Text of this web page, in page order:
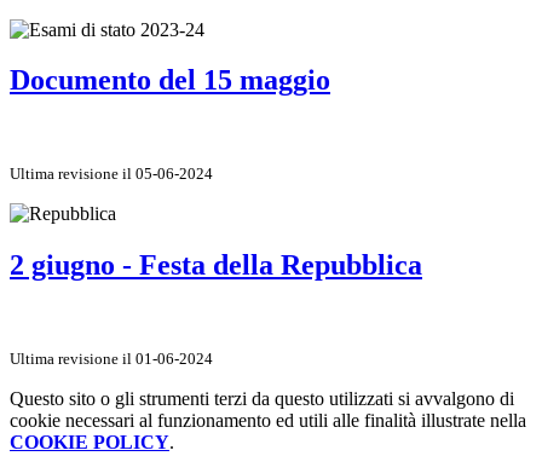
Documento del 15 maggio
Ultima revisione il 05-06-2024
2 giugno - Festa della Repubblica
Ultima revisione il 01-06-2024
Questo sito o gli strumenti terzi da questo utilizzati si avvalgono di
cookie necessari al funzionamento ed utili alle finalità illustrate nella
COOKIE POLICY.